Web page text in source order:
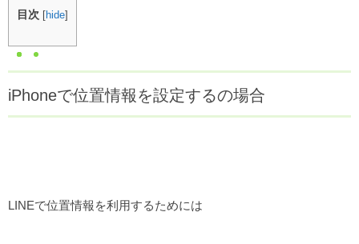
目次 [hide]
iPhoneで位置情報を設定するの場合
LINEで位置情報を利用するためには